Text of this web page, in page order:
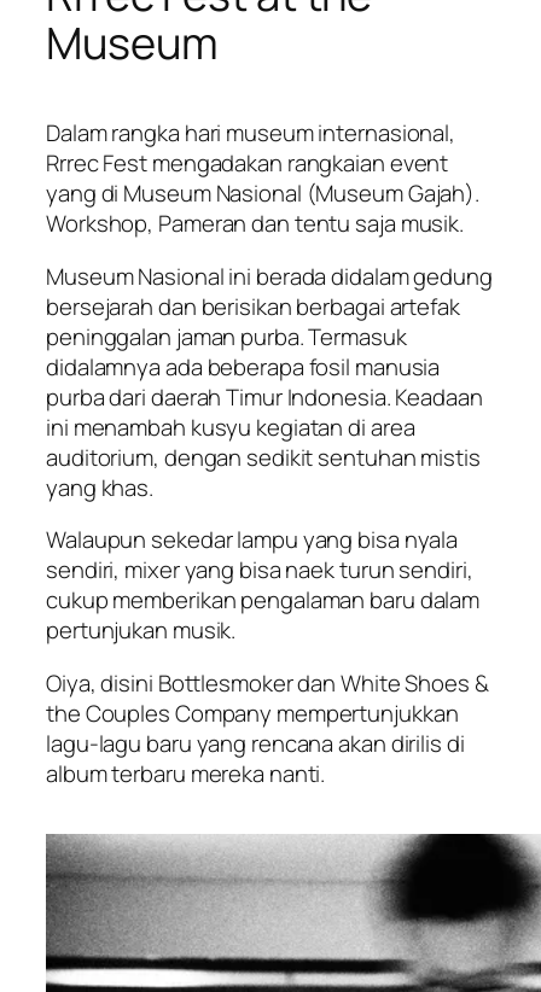
Museum
Dalam rangka hari museum internasional,
Rrrec Fest mengadakan rangkaian event
yang di Museum Nasional (Museum Gajah).
Workshop, Pameran dan tentu saja musik.
Museum Nasional ini berada didalam gedung
bersejarah dan berisikan berbagai artefak
peninggalan jaman purba. Termasuk
didalamnya ada beberapa fosil manusia
purba dari daerah Timur Indonesia. Keadaan
ini menambah kusyu kegiatan di area
auditorium, dengan sedikit sentuhan mistis
yang khas.
Walaupun sekedar lampu yang bisa nyala
sendiri, mixer yang bisa naek turun sendiri,
cukup memberikan pengalaman baru dalam
pertunjukan musik.
Oiya, disini Bottlesmoker dan White Shoes &
the Couples Company mempertunjukkan
lagu-lagu baru yang rencana akan dirilis di
album terbaru mereka nanti.